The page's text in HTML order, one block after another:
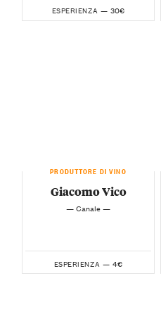
ESPERIENZA — 30€
PRODUTTORE DI VINO
Giacomo Vico
— Canale —
ESPERIENZA — 4€